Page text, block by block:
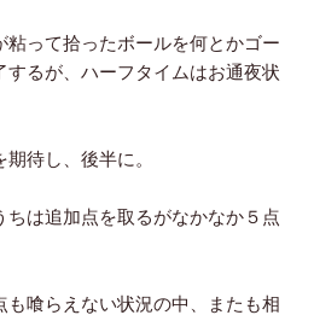
って拾ったボールを何とかゴー
するが、ハーフタイムはお通夜状
待し、後半に。
ちは追加点を取るがなかなか５点
喰らえない状況の中、またも相